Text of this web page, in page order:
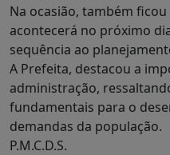
Na ocasião, também
acontecerá no próximo
sequência ao
A Prefeita, destacou a
administração,
fundamentais para o
demandas da população.
P.M.C.D.S.